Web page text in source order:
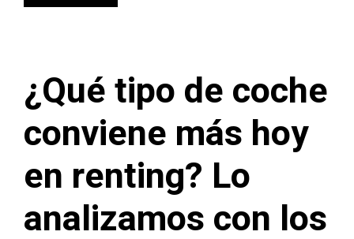
¿Qué tipo de coche
conviene más hoy
en renting? Lo
analizamos con los